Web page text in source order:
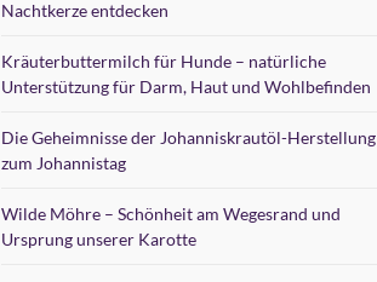
Nachtkerze entdecken
Kräuterbuttermilch für Hunde – natürliche
Unterstützung für Darm, Haut und Wohlbefinden
Die Geheimnisse der Johanniskrautöl-Herstellung
zum Johannistag
Wilde Möhre – Schönheit am Wegesrand und
Ursprung unserer Karotte